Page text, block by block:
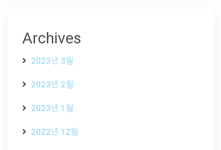
Archives
2023년 3월
2023년 2월
2023년 1월
2022년 12월